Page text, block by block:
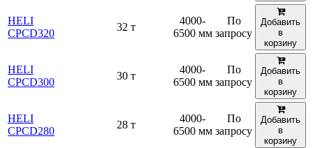
HELI
CPCD320
32 т
4000-
6500 мм
По
запросу
Добавить
в
корзину
HELI
CPCD300
30 т
4000-
6500 мм
По
запросу
Добавить
в
корзину
HELI
CPCD280
28 т
4000-
6500 мм
По
запросу
Добавить
в
корзину